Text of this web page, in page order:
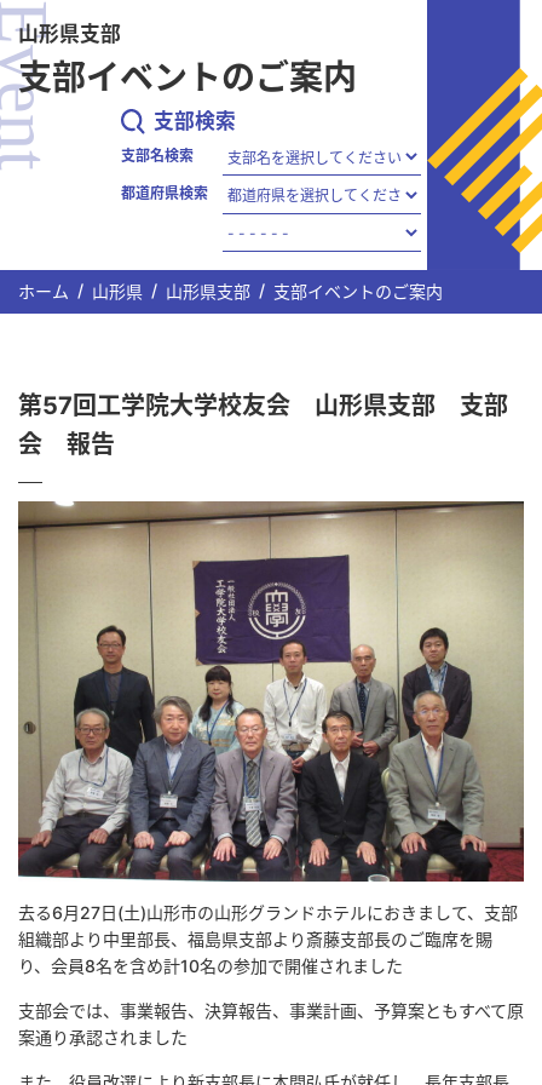
メインコンテンツまでスキップする
山形県支部
支部イベントのご案内
支部検索
支部名検索
都道府県検索
ホーム 山形県 山形県支部 支部イベントのご案内
第57回工学院大学校友会 山形県支部 支部
会 報告
去る6月27日(土)山形市の山形グランドホテルにおきまして、支部
組織部より中里部長、福島県支部より斎藤支部長のご臨席を賜
り、会員8名を含め計10名の参加で開催されました
支部会では、事業報告、決算報告、事業計画、予算案ともすべて原
案通り承認されました